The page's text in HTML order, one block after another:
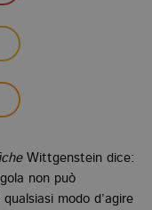
Wittgenstein dice:
non può
modo d’agire